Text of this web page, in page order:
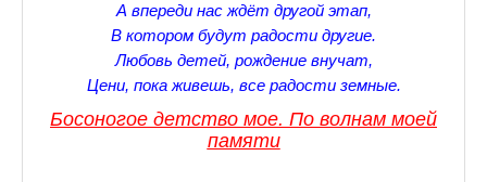
Настольный теннис в Пушкине Санкт — Петербург РПЦ
Босоногое детство мое
Лучшие стихи про детство
А впереди нас ждёт другой этап,
В котором будут радости другие.
Любовь детей, рождение внучат,
Цени, пока живешь, все радости земные.
Босоногое детство мое. По волнам моей
памяти